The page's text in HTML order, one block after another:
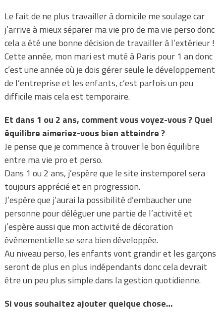
Le fait de ne plus travailler à domicile me soulage car
j’arrive à mieux séparer ma vie pro de ma vie perso donc
cela a été une bonne décision de travailler à l’extérieur !
Cette année, mon mari est muté à Paris pour 1 an donc
c’est une année où je dois gérer seule le développement
de l’entreprise et les enfants, c’est parfois un peu
difficile mais cela est temporaire.
Et dans 1 ou 2 ans, comment vous voyez-vous ? Quel
équilibre aimeriez-vous bien atteindre ?
Je pense que je commence à trouver le bon équilibre
entre ma vie pro et perso.
Dans 1 ou 2 ans, j’espère que le site instemporel sera
toujours apprécié et en progression.
J’espère que j’aurai la possibilité d’embaucher une
personne pour déléguer une partie de l’activité et
j’espère aussi que mon activité de décoration
évènementielle se sera bien développée.
Au niveau perso, les enfants vont grandir et les garçons
seront de plus en plus indépendants donc cela devrait
être un peu plus simple dans la gestion quotidienne.
Si vous souhaitez ajouter quelque chose…